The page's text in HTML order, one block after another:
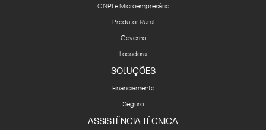
CNPJ e Microempresário
Produtor Rural
Governo
Locadora
SOLUÇÕES
Financiamento
Seguro
ASSISTÊNCIA TÉCNICA